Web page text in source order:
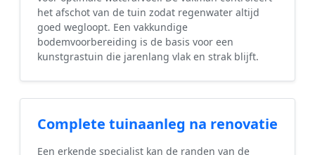
het afschot van de tuin zodat regenwater altijd
goed wegloopt. Een vakkundige
bodemvoorbereiding is de basis voor een
kunstgrastuin die jarenlang vlak en strak blijft.
Complete tuinaanleg na renovatie
Een erkende specialist kan de randen van de